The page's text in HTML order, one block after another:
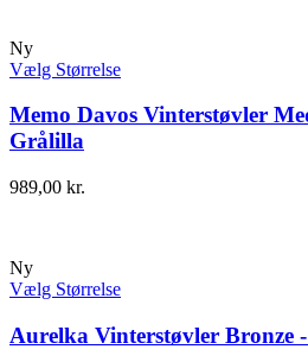
Ny
Vælg Størrelse
Memo Davos Vinterstøvler
Grålilla
989,00 kr.
Ny
Vælg Størrelse
Aurelka Vinterstøvler Bronze